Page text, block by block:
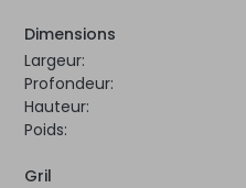
Dimensions
Largeur:
Profondeur:
Hauteur:
Poids:
Gril